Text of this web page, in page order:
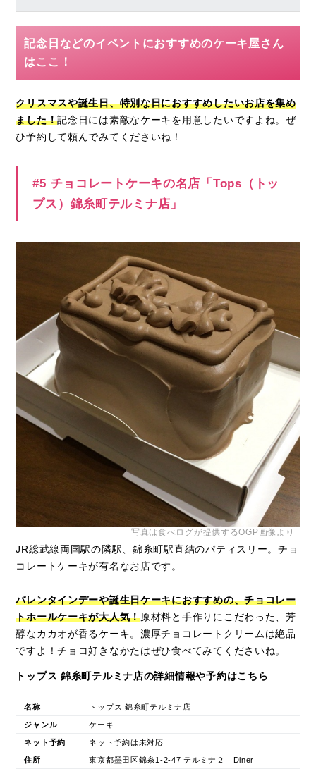
記念日などのイベントにおすすめのケーキ屋さん
はここ！
クリスマスや誕生日、特別な日におすすめしたいお店を集め
ました！記念日には素敵なケーキを用意したいですよね。ぜ
ひ予約して頼んでみてくださいね！
#5 チョコレートケーキの名店「Tops（トッ
プス）錦糸町テルミナ店」
写真は食べログが提供するOGP画像より
JR総武線両国駅の隣駅、錦糸町駅直結のパティスリー。チョ
コレートケーキが有名なお店です。
バレンタインデーや誕生日ケーキにおすすめの、チョコレー
トホールケーキが大人気！原材料と手作りにこだわった、芳
醇なカカオが香るケーキ。濃厚チョコレートクリームは絶品
ですよ！チョコ好きなかたはぜひ食べてみてくださいね。
トップス 錦糸町テルミナ店の詳細情報や予約はこちら
名称 トップス 錦糸町テルミナ店
ジャンル ケーキ
ネット予約 ネット予約は未対応
住所 東京都墨田区錦糸1-2-47 テルミナ２ Diner